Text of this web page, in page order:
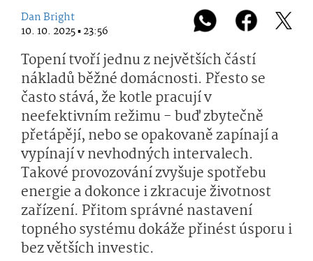
Dan Bright
10. 10. 2025 ▪ 23:56
Topení tvoří jednu z největších částí
nákladů běžné domácnosti. Přesto se
často stává, že kotle pracují v
neefektivním režimu - buď zbytečně
přetápějí, nebo se opakovaně zapínají a
vypínají v nevhodných intervalech.
Takové provozování zvyšuje spotřebu
energie a dokonce i zkracuje životnost
zařízení. Přitom správné nastavení
topného systému dokáže přinést úsporu i
bez větších investic.